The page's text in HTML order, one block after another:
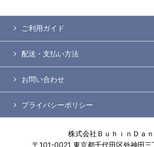
ご利用ガイド
配送・支払い方法
お問い合わせ
プライバシーポリシー
株式会社ＢｕｈｉｎＤａｎ
〒101-0021 東京都千代田区外神田